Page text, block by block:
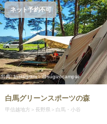
出典:Instagram：@sugizocampal
ネット予約不可
白馬グリーンスポーツの森
甲信越地方 長野県 白馬・小谷